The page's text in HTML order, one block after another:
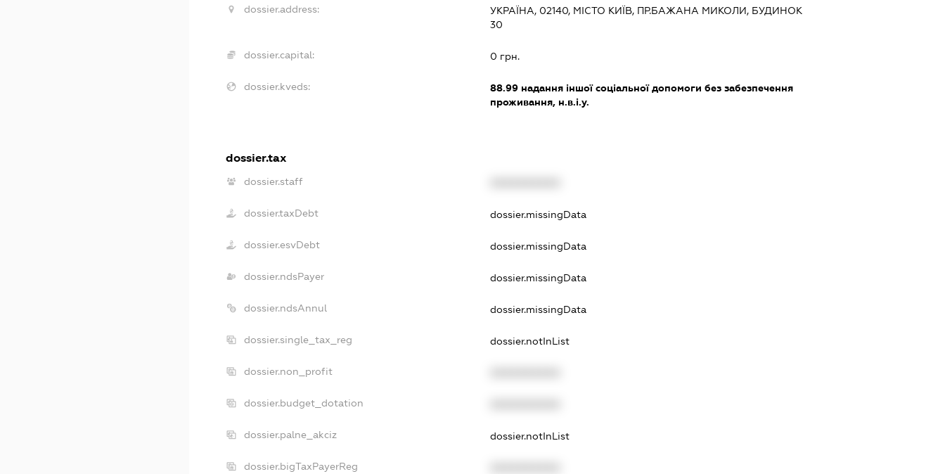
dossier.address:
УКРАЇНА, 02140, МІСТО КИЇВ, ПР.БАЖАНА МИКОЛИ, БУДИНОК
30
dossier.capital: 0 грн.
dossier.kveds: 88.99 надання іншої соціальної допомоги без забезпечення
проживання, н.в.і.у.
dossier.tax
dossier.staff
dossier.taxDebt dossier.missingData
dossier.esvDebt dossier.missingData
dossier.ndsPayer dossier.missingData
dossier.ndsAnnul dossier.missingData
dossier.single_tax_reg dossier.notInList
dossier.non_profit
dossier.budget_dotation
dossier.palne_akciz dossier.notInList
dossier.bigTaxPayerReg